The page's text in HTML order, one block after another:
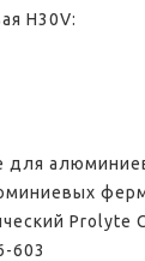
H30V:
для
ферм
Prolyte
603